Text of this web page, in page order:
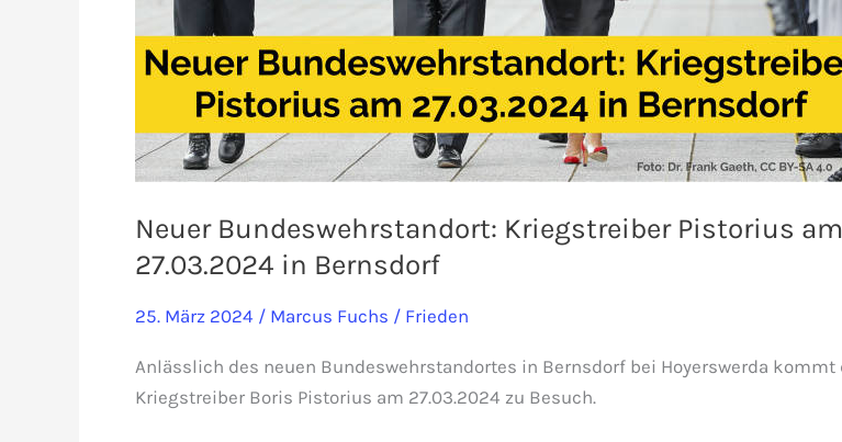
Neuer Bundeswehrstandort: Kriegstreiber Pistorius am
27.03.2024 in Bernsdorf
25. März 2024 / Marcus Fuchs / Frieden
Anlässlich des neuen Bundeswehrstandortes in Bernsdorf bei Hoyerswerda kommt
Kriegstreiber Boris Pistorius am 27.03.2024 zu Besuch.